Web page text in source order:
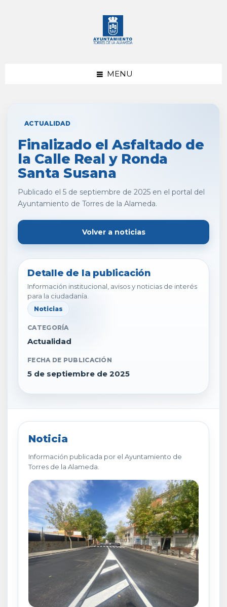
MENU
ACTUALIDAD
Finalizado el Asfaltado de
la Calle Real y Ronda
Santa Susana
Publicado el 5 de septiembre de 2025 en el portal del
Ayuntamiento de Torres de la Alameda.
Volver a noticias
Detalle de la publicación
Información institucional, avisos y noticias de interés
para la ciudadanía.
Noticias
CATEGORÍA
Actualidad
FECHA DE PUBLICACIÓN
5 de septiembre de 2025
Noticia
Información publicada por el Ayuntamiento de
Torres de la Alameda.